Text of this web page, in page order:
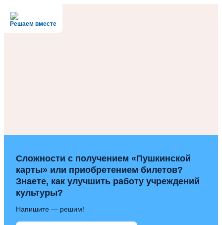
Решаем вместе
Сложности с получением «Пушкинской
карты» или приобретением билетов?
Знаете, как улучшить работу учреждений
культуры?
Напишите — решим!